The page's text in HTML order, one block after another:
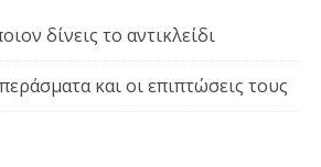
δίνεις το αντικλείδι
και οι επιπτώσεις τους